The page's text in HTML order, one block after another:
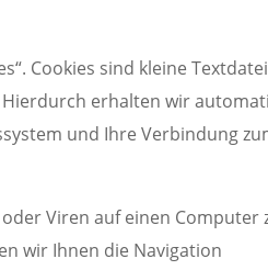
Cookies sind kleine
erhalten wir
und Ihre Verbindung
Viren auf einen Computer
wir Ihnen die Navigation